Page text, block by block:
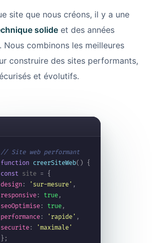
site que nous créons, il y a une
solide et des années
Nous combinons les meilleures
construire des sites performants,
et évolutifs.
// Site web performant
function creerSiteWeb( ) {
constsite = {
design: 'sur-mesure' ,
responsive: true,
seoOptimise: true,
performance: 'rapide' ,
securite:
'maximale'
} ;